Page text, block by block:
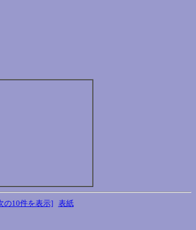
の10件を表示] 表紙